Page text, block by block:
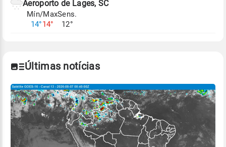
Aeroporto de Lages, SC
Mín/Max
14°14°
Sens.
12°
Últimas notícias